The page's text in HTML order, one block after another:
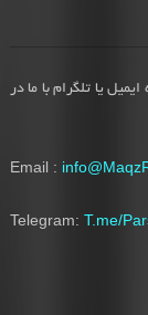
یا تلگرام با ما در
Email :
Telegram: T.me/